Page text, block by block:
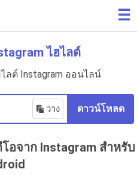
☰
ไฮไลต์
ลต์ Instagram ออนไลน์
วาง ดาวน์โหลด
อจาก Instagram สำหรับ